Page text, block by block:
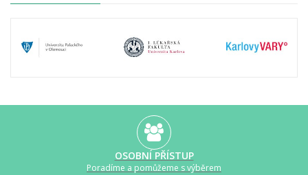
OSOBNÍ PŘÍSTUP
Poradíme a pomůžeme s výběrem